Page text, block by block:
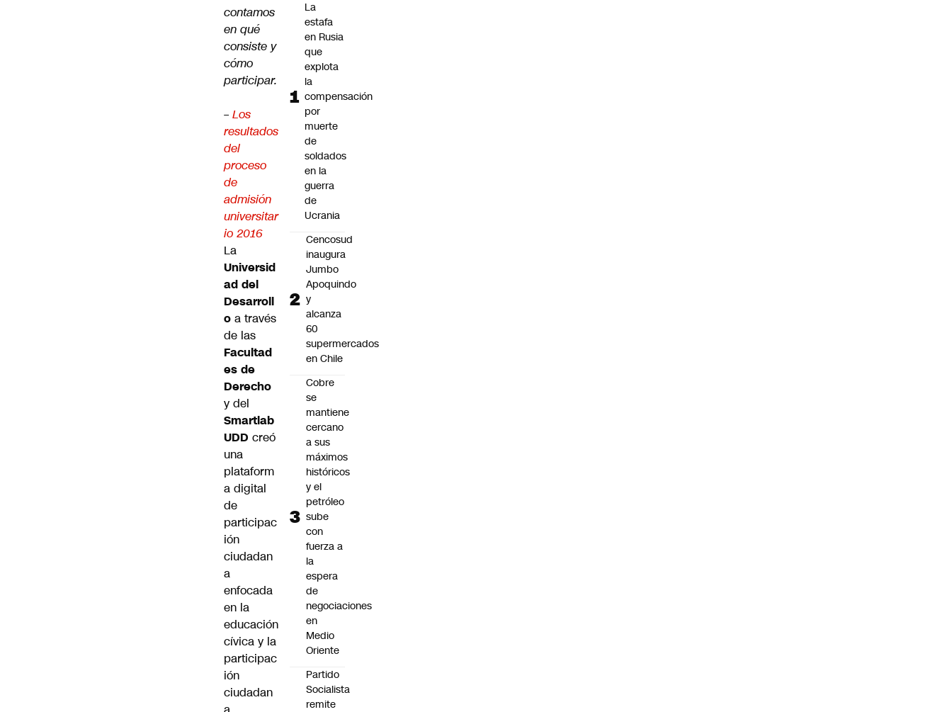
contamos
en qué
consiste y
cómo
participar.
– Los
resultados
del
proceso
de
admisión
universitar
io 2016
La
Universid
ad del
Desarroll
o a través
de las
Facultad
es de
Derecho
y del
Smartlab
UDD creó
una
plataform
a digital
de
participac
ión
ciudadan
a
enfocada
en la
educación
cívica y la
participac
ión
ciudadan
La
estafa
en Rusia
que
explota
la
compensación
por
muerte
de
soldados
en la
guerra
de
Ucrania
Cencosud
inaugura
Jumbo
Apoquindo
y
alcanza
60
supermercados
en Chile
Cobre
se
mantiene
cercano
a sus
máximos
históricos
y el
petróleo
sube
con
fuerza a
la
espera
de
negociaciones
en
Medio
Oriente
Partido
Socialista
remite